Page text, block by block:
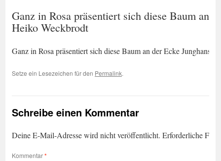
Ganz in Rosa präsentiert sich diese Baum an
Heiko Weckbrodt
Ganz in Rosa präsentiert sich diese Baum an der Ecke Junghans-
Setze ein Lesezeichen für den Permalink.
Schreibe einen Kommentar
Deine E-Mail-Adresse wird nicht veröffentlicht. Erforderliche
Kommentar*